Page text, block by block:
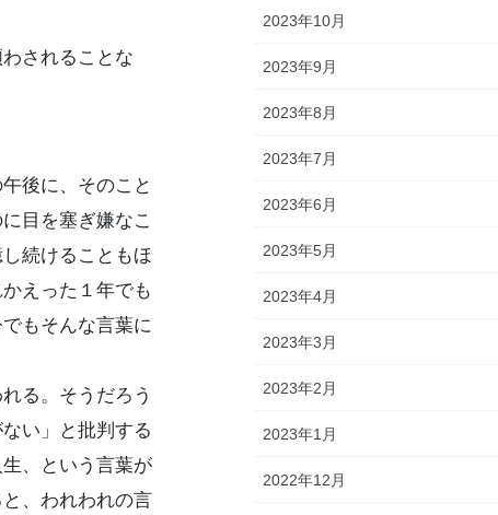
されることな
後に、そのこと
目を塞ぎ嫌なこ
続けることもほ
えった１年でも
もそんな言葉に
る。そうだろう
い」と批判する
、という言葉が
、われわれの言
2023年10月
2023年9月
2023年8月
2023年7月
2023年6月
2023年5月
2023年4月
2023年3月
2023年2月
2023年1月
2022年12月